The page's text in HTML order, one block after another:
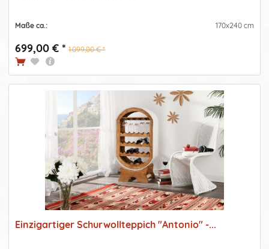
Maße ca.: 170x240 cm
699,00 € * 1.099,00 € *
Einzigartiger Schurwollteppich "Antonio" -...